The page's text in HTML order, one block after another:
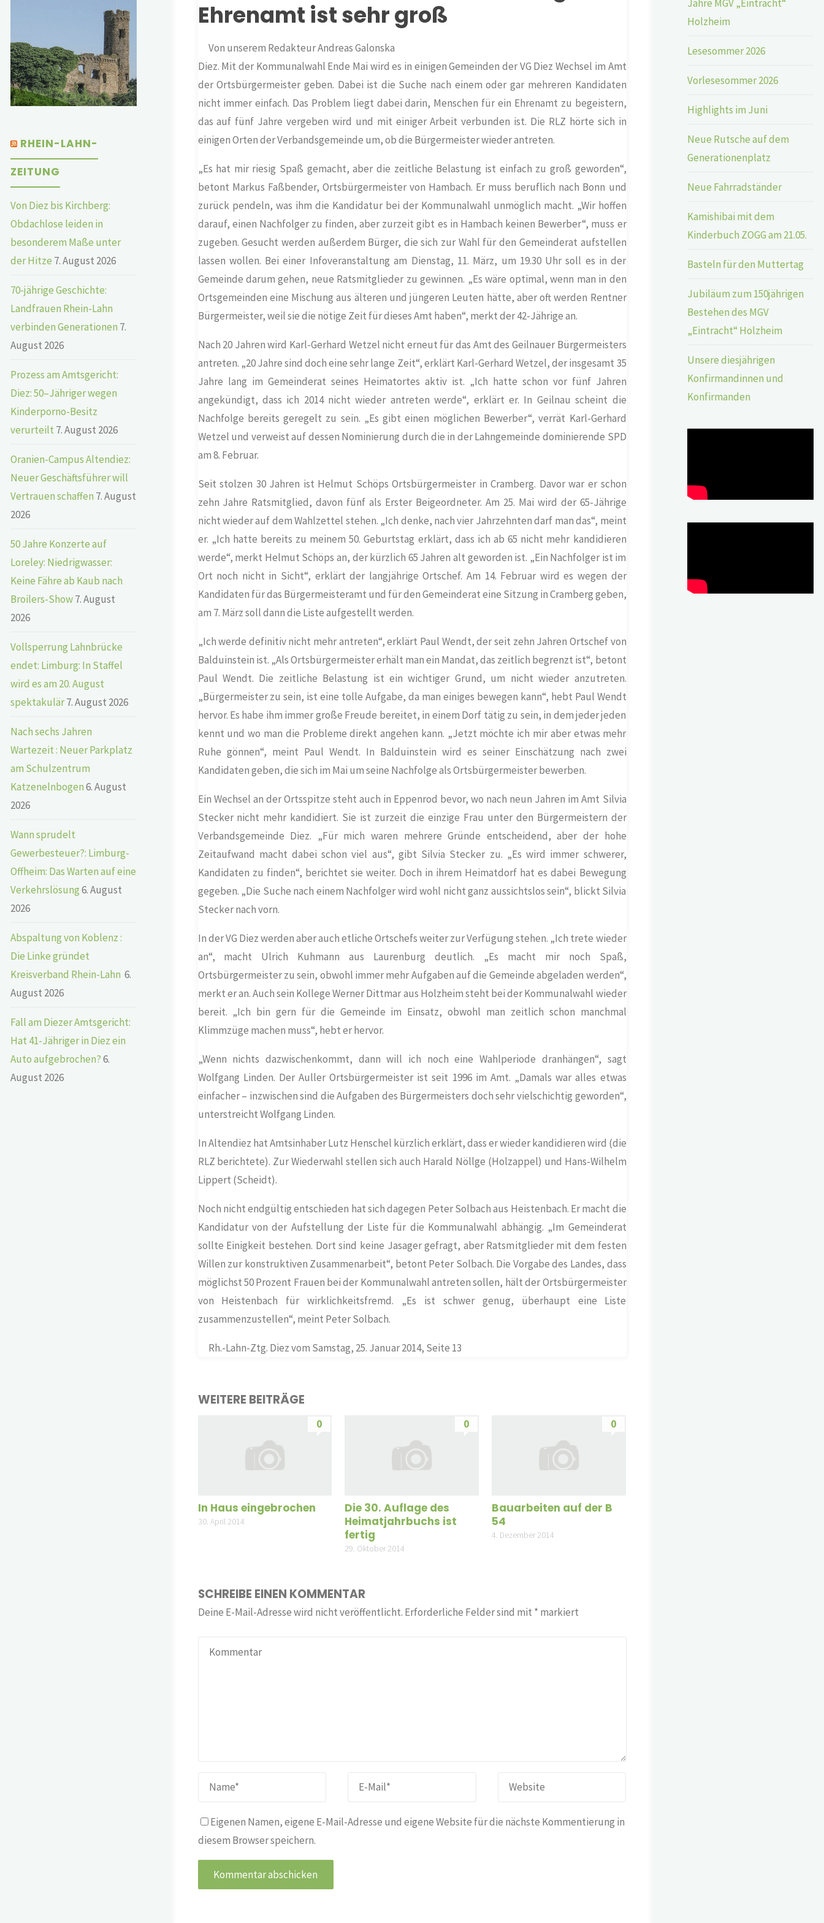
Ehrenamt ist sehr groß
Von unserem Redakteur Andreas Galonska
Diez. Mit der Kommunalwahl Ende Mai wird es in einigen Gemeinden der VG Diez Wechsel im Amt
der Ortsbürgermeister geben. Dabei ist die Suche nach einem oder gar mehreren Kandidaten
nicht immer einfach. Das Problem liegt dabei darin, Menschen für ein Ehrenamt zu begeistern,
das auf fünf Jahre vergeben wird und mit einiger Arbeit verbunden ist. Die RLZ hörte sich in
einigen Orten der Verbandsgemeinde um, ob die Bürgermeister wieder antreten.
„Es hat mir riesig Spaß gemacht, aber die zeitliche Belastung ist einfach zu groß geworden“,
betont Markus Faßbender, Ortsbürgermeister von Hambach. Er muss beruflich nach Bonn und
zurück pendeln, was ihm die Kandidatur bei der Kommunalwahl unmöglich macht. „Wir hoffen
darauf, einen Nachfolger zu finden, aber zurzeit gibt es in Hambach keinen Bewerber“, muss er
zugeben. Gesucht werden außerdem Bürger, die sich zur Wahl für den Gemeinderat aufstellen
lassen wollen. Bei einer Infoveranstaltung am Dienstag, 11. März, um 19.30 Uhr soll es in der
Gemeinde darum gehen, neue Ratsmitglieder zu gewinnen. „Es wäre optimal, wenn man in den
Ortsgemeinden eine Mischung aus älteren und jüngeren Leuten hätte, aber oft werden Rentner
Bürgermeister, weil sie die nötige Zeit für dieses Amt haben“, merkt der 42-Jährige an.
Nach 20 Jahren wird Karl-Gerhard Wetzel nicht erneut für das Amt des GeilnauerBürgermeisters
antreten. „20 Jahre sind doch eine sehr lange Zeit“, erklärt Karl-Gerhard Wetzel, der insgesamt 35
Jahre lang im Gemeinderat seines Heimatortes aktiv ist. „Ich hatte schon vor fünf Jahren
angekündigt, dass ich 2014 nicht wieder antreten werde“, erklärt er. In Geilnau scheint die
Nachfolge bereits geregelt zu sein. „Es gibt einen möglichen Bewerber“, verrät Karl-Gerhard
Wetzel und verweist auf dessen Nominierung durch die in der Lahngemeinde dominierende SPD
am 8. Februar.
Seit stolzen 30 Jahren ist Helmut Schöps Ortsbürgermeister inCramberg. Davor war er schon
zehn Jahre Ratsmitglied, davon fünf als Erster Beigeordneter. Am 25. Mai wird der 65-Jährige
nicht wieder auf dem Wahlzettel stehen. „Ich denke, nach vier Jahrzehnten darf man das“, meint
er. „Ich hatte bereits zu meinem 50. Geburtstag erklärt, dass ich ab 65 nicht mehr kandidieren
werde“, merkt Helmut Schöps an, der kürzlich 65 Jahren alt geworden ist. „Ein Nachfolger ist im
Ort noch nicht in Sicht“, erklärt der langjährige Ortschef. Am 14. Februar wird es wegen der
Kandidaten für das Bürgermeisteramt und für den Gemeinderat eine Sitzung in Cramberg geben,
am 7. März soll dann die Liste aufgestellt werden.
„Ich werde definitiv nicht mehr antreten“, erklärt Paul Wendt, der seit zehn Jahren Ortschef von
Balduinstein ist. „Als Ortsbürgermeister erhält man ein Mandat, das zeitlich begrenzt ist“, betont
Paul Wendt. Die zeitliche Belastung ist ein wichtiger Grund, um nicht wieder anzutreten.
„Bürgermeister zu sein, ist eine tolle Aufgabe, da man einiges bewegen kann“, hebt Paul Wendt
hervor. Es habe ihm immer große Freude bereitet, in einem Dorf tätig zu sein, in dem jeder jeden
kennt und wo man die Probleme direkt angehen kann. „Jetzt möchte ich mir aber etwas mehr
Ruhe gönnen“, meint Paul Wendt. In Balduinstein wird es seiner Einschätzung nach zwei
Kandidaten geben, die sich im Mai um seine Nachfolge als Ortsbürgermeister bewerben.
Ein Wechsel an der Ortsspitze steht auch in Eppenrod bevor, wo nach neun Jahren im Amt Silvia
Stecker nicht mehr kandidiert. Sie ist zurzeit die einzige Frau unter den Bürgermeistern der
Verbandsgemeinde Diez. „Für mich waren mehrere Gründe entscheidend, aber der hohe
Zeitaufwand macht dabei schon viel aus“, gibt Silvia Stecker zu. „Es wird immer schwerer,
Kandidaten zu finden“, berichtet sie weiter. Doch in ihrem Heimatdorf hat es dabei Bewegung
gegeben. „Die Suche nach einem Nachfolger wird wohl nicht ganz aussichtslos sein“, blickt Silvia
Stecker nach vorn.
In der VG Diez werden aber auch etliche Ortschefs weiter zur Verfügung stehen. „Ich trete wieder
an“, macht Ulrich Kuhmann aus Laurenburg deutlich. „Es macht mir noch Spaß,
Ortsbürgermeister zu sein, obwohl immer mehr Aufgaben auf die Gemeinde abgeladen werden“,
merkt er an. Auch sein Kollege Werner Dittmar aus Holzheimsteht bei der Kommunalwahl wieder
bereit. „Ich bin gern für die Gemeinde im Einsatz, obwohl man zeitlich schon manchmal
Klimmzüge machen muss“, hebt er hervor.
„Wenn nichts dazwischenkommt, dann will ich noch eine Wahlperiode dranhängen“, sagt
Wolfgang Linden. Der AullerOrtsbürgermeister ist seit 1996 im Amt. „Damals war alles etwas
einfacher – inzwischen sind die Aufgaben des Bürgermeisters doch sehr vielschichtig geworden“,
unterstreicht Wolfgang Linden.
InAltendiez hat Amtsinhaber Lutz Henschel kürzlich erklärt, dass er wieder kandidieren wird (die
RLZ berichtete). Zur Wiederwahl stellen sich auch Harald Nöllge (Holzappel) und Hans-Wilhelm
Lippert (Scheidt).
Noch nicht endgültig entschieden hat sich dagegen Peter Solbach aus Heistenbach. Er macht die
Kandidatur von der Aufstellung der Liste für die Kommunalwahl abhängig. „Im Gemeinderat
sollte Einigkeit bestehen. Dort sind keine Jasager gefragt, aber Ratsmitglieder mit dem festen
Willen zur konstruktiven Zusammenarbeit“, betont Peter Solbach. Die Vorgabe des Landes, dass
möglichst 50 Prozent Frauen bei der Kommunalwahl antreten sollen, hält der Ortsbürgermeister
von Heistenbach für wirklichkeitsfremd. „Es ist schwer genug, überhaupt eine Liste
zusammenzustellen“, meint Peter Solbach.
Rh.-Lahn-Ztg. Diez vom Samstag, 25. Januar 2014, Seite 13
WEITERE BEITRÄGE
0
In Haus eingebrochen
30. April 2014
0
Die 30. Auflage des
Heimatjahrbuchs ist
fertig
29. Oktober 2014
0
Bauarbeiten auf der B
54
4. Dezember 2014
SCHREIBE EINEN KOMMENTAR
Deine E-Mail-Adresse wird nicht veröffentlicht. Erforderliche Felder sind mit * markiert
Eigenen Namen, eigene E-Mail-Adresse und eigene Website für die nächste Kommentierung in
diesem Browser speichern.
RHEIN-LAHN-
ZEITUNG
Von Diez bis Kirchberg:
Obdachlose leiden in
besonderem Maße unter
der Hitze 7. August 2026
70-jährige Geschichte:
Landfrauen Rhein-Lahn
verbinden Generationen 7.
August 2026
Prozess am Amtsgericht:
Diez: 50–Jähriger wegen
Kinderporno-Besitz
verurteilt 7. August 2026
Oranien-Campus Altendiez:
Neuer Geschäftsführer will
Vertrauen schaffen 7. August
2026
50 Jahre Konzerte auf
Loreley: Niedrigwasser:
Keine Fähre ab Kaub nach
Broilers-Show7. August
2026
Vollsperrung Lahnbrücke
endet: Limburg: In Staffel
wird es am 20. August
spektakulär7. August 2026
Nach sechs Jahren
Wartezeit : Neuer Parkplatz
am Schulzentrum
Katzenelnbogen6. August
2026
Wann sprudelt
Gewerbesteuer?: Limburg-
Offheim: Das Warten auf eine
Verkehrslösung6. August
2026
Abspaltung von Koblenz :
Die Linke gründet
Kreisverband Rhein-Lahn 6.
August 2026
Fall am Diezer Amtsgericht:
Hat 41-Jähriger in Diez ein
Auto aufgebrochen?6.
August 2026
Jahre MGV „Eintracht“
Holzheim
Lesesommer 2026
Vorlesesommer 2026
Highlights im Juni
Neue Rutsche auf dem
Generationenplatz
Neue Fahrradständer
Kamishibai mit dem
Kinderbuch ZOGG am 21.05.
Basteln für den Muttertag
Jubiläum zum 150jährigen
Bestehen des MGV
„Eintracht“ Holzheim
Unsere diesjährigen
Konfirmandinnen und
Konfirmanden